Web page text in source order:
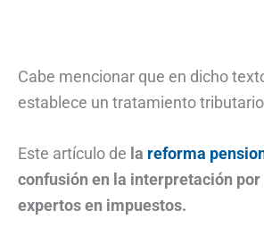
Cabe mencionar que en dicho
establece un tratamiento
Este artículo de la reforma
confusión en la interpretación
expertos en impuestos.